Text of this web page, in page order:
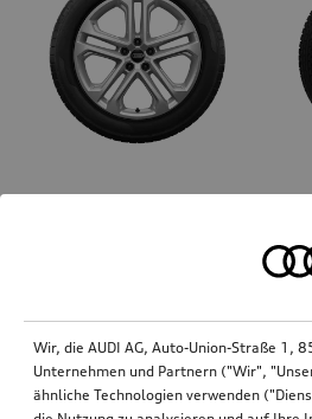
Wir, die AUDI AG, Auto-Union-Straße 1,
Unternehmen und Partnern ("Wir",
ähnliche Technologien verwenden